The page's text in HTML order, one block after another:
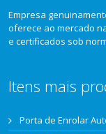
Empresa
oferece ao mercado
e certificados sob
Itens mais
Porta de Enrolar